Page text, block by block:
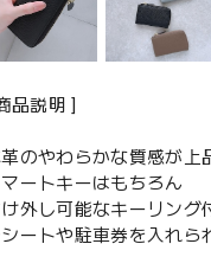
品説明 ]
のやわらかな質感が上
ートキーはもちろん
外し可能なキーリング
シートや駐車券を入れ